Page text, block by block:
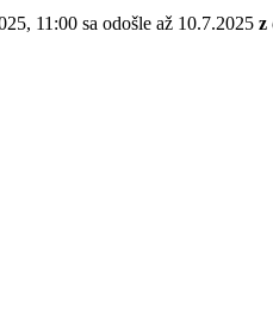
11:00 sa odošle až 10.7.2025 z